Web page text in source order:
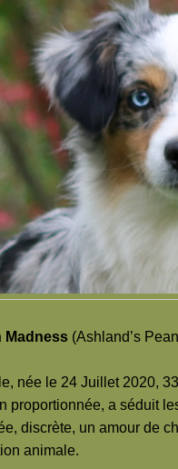
Madness (Ashland’s
née le 24 Juillet 2020,
proportionnée, a séduit
discrète, un amour de
animale.